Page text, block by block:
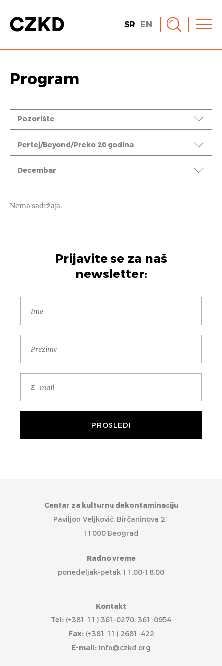
SR EN
Program
Događaji
Pozorište
Ciklusi
Pertej/Beyond/Preko 20 godina
Mesec
Decembar
Nema sadržaja.
Prijavite se za naš
newsletter:
Centar za kulturnu dekontaminaciju
Paviljon Veljković, Birčaninova 21
11000 Beograd
Radno vreme
ponedeljak-petak 11:00-18:00
Kontakt
Tel: (+381 11) 361-0270, 361-0954
Fax:(+381 11) 2681-422
E-mail: info@czkd.org